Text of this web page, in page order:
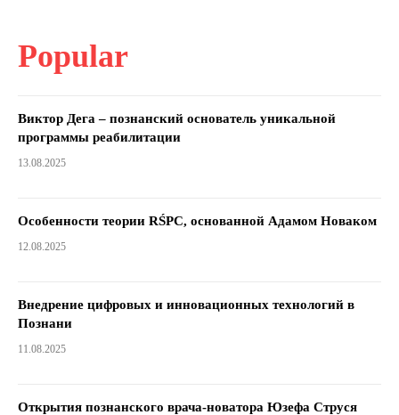
Popular
Виктор Дега – познанский основатель уникальной
программы реабилитации
13.08.2025
Особенности теории RŚPC, основанной Адамом Новаком
12.08.2025
Внедрение цифровых и инновационных технологий в
Познани
11.08.2025
Открытия познанского врача-новатора Юзефа Струся